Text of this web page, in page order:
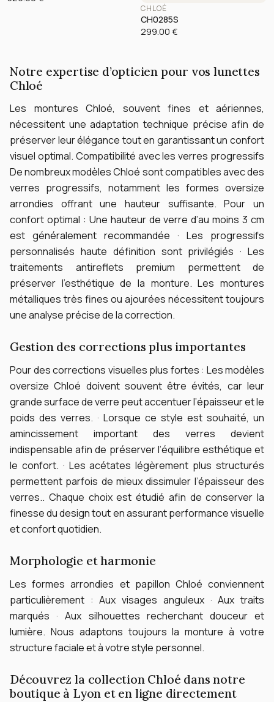
CHLOÉ
CH0285S
299.00 €
Notre expertise d’opticien pour vos lunettes
Chloé
Les montures Chloé, souvent fines et aériennes,
nécessitent une adaptation technique précise afin de
préserver leur élégance tout en garantissant un confort
visuel optimal. Compatibilité avec les verres progressifs
De nombreux modèles Chloé sont compatibles avec des
verres progressifs, notamment les formes oversize
arrondies offrant une hauteur suffisante.
Pour un
confort optimal : Une hauteur de verre d’au moins 3 cm
est généralement recommandée · Les progressifs
personnalisés haute définition sont privilégiés · Les
traitements antireflets premium permettent de
préserver l’esthétique de la monture. Les montures
métalliques très fines ou ajourées nécessitent toujours
une analyse précise de la correction.
Gestion des corrections plus importantes
Pour des corrections visuelles plus fortes : Les modèles
oversize Chloé doivent souvent être évités, car leur
grande surface de verre peut accentuer l’épaisseur et le
poids des verres. · Lorsque ce style est souhaité, un
amincissement important des verres devient
indispensable afin de préserver l’équilibre esthétique et
le confort. · Les acétates légèrement plus structurés
permettent parfois de mieux dissimuler l’épaisseur des
verres.. Chaque choix est étudié afin de conserver la
finesse du design tout en assurant performance visuelle
et confort quotidien.
Morphologie et harmonie
Les formes arrondies et papillon Chloé conviennent
particulièrement : Aux visages anguleux · Aux traits
marqués · Aux silhouettes recherchant douceur et
lumière. Nous adaptons toujours la monture à votre
structure faciale et à votre style personnel.
Découvrez la collection Chloé dans notre
boutique à Lyon et en ligne directement